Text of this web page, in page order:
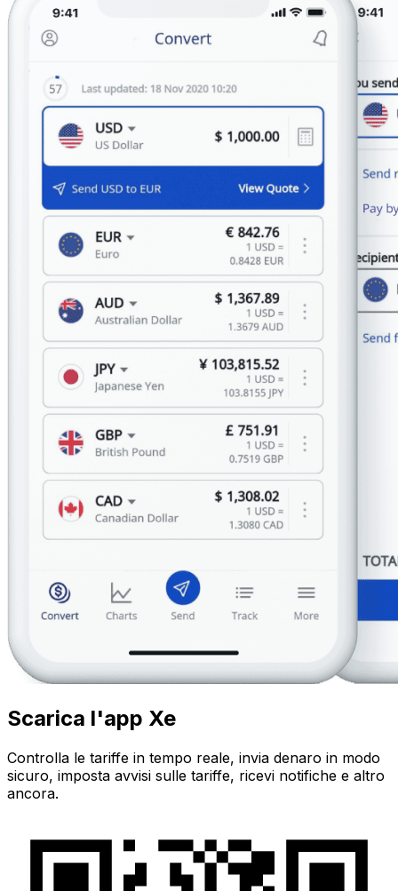
Scarica l'app Xe
Controlla le tariffe in tempo reale, invia denaro in modo
sicuro, imposta avvisi sulle tariffe, ricevi notifiche e altro
ancora.